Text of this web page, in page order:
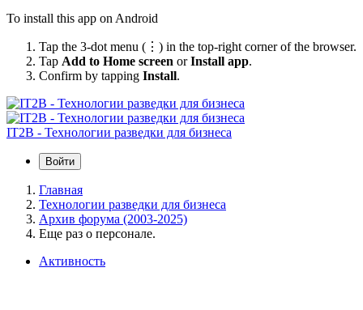
To install this app on Android
Tap the 3-dot menu (⋮) in the top-right corner of the browser.
Tap Add to Home screen orInstall app.
Confirm by tapping Install.
IT2B - Технологии разведки для бизнеса
Войти
Главная
Технологии разведки для бизнеса
Архив форума (2003-2025)
Еще раз о персонале.
Активность